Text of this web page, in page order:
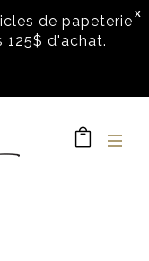
X
de papeterie
125$ d'achat.